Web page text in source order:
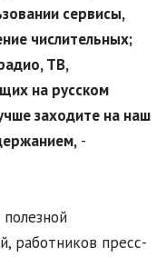
сервисы,
числительных;
ТВ,
на русском
заходите на наш
-
работников пресс-